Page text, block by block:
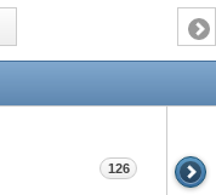
126